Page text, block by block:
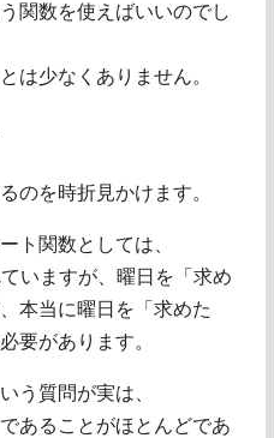
関数を使えばいいのでし
は少なくありません。
のを時折見かけます。
ト関数としては、
いますが、曜日を「求め
本当に曜日を「求めた
要があります。
う質問が実は、
あることがほとんどであ